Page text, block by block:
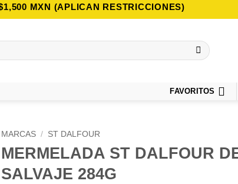
MXN (APLICAN RESTRICCIONES)
FAVORITOS
MARCAS / ST DALFOUR
MERMELADA ST DALFOUR
SALVAJE 284G